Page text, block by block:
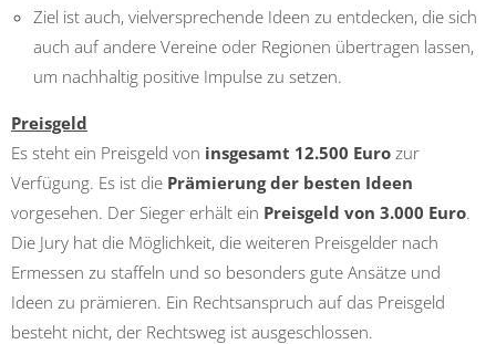
Ziel ist auch, vielversprechende Ideen zu entdecken, die sich
auch auf andere Vereine oder Regionen übertragen lassen,
um nachhaltig positive Impulse zu setzen.
Preisgeld
Es steht ein Preisgeld von insgesamt 12.500 Euro zur
Verfügung. Es ist die Prämierung der besten Ideen
vorgesehen. Der Sieger erhält ein Preisgeld von 3.000 Euro.
Die Jury hat die Möglichkeit, die weiteren Preisgelder nach
Ermessen zu staffeln und so besonders gute Ansätze und
Ideen zu prämieren. Ein Rechtsanspruch auf das Preisgeld
besteht nicht, der Rechtsweg ist ausgeschlossen.